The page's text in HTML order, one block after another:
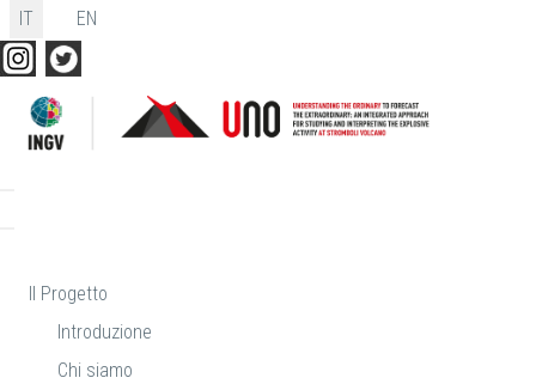
Seleziona la tua lingua
IT EN
Il Progetto
Introduzione
Chi siamo